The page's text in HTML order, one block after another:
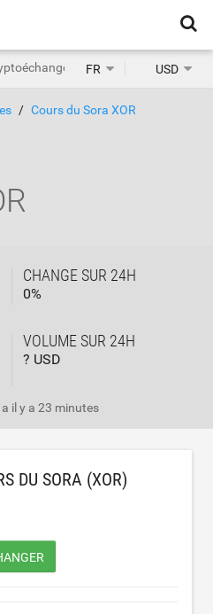
1 471
FR USD
Cours du Sora XOR
CHANGE SUR 24H
0%
VOLUME SUR 24H
? USD
il y a 23 minutes
DU SORA (XOR)